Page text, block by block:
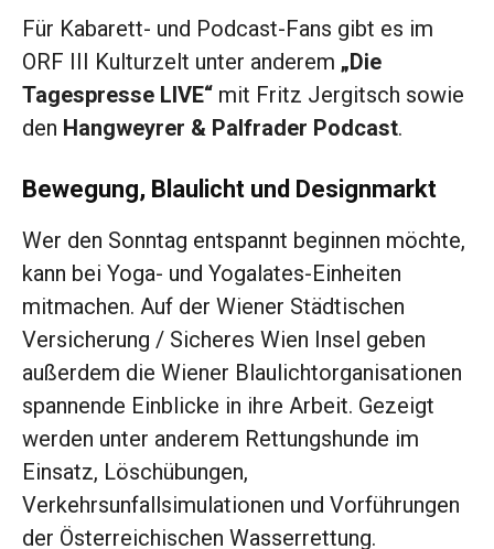
Für Kabarett- und Podcast-Fans gibt es im
ORF III Kulturzelt unter anderem „Die
Tagespresse LIVE“ mit Fritz Jergitsch sowie
den Hangweyrer & Palfrader Podcast.
Bewegung, Blaulicht und Designmarkt
Wer den Sonntag entspannt beginnen möchte,
kann bei Yoga- und Yogalates-Einheiten
mitmachen. Auf der Wiener Städtischen
Versicherung / Sicheres Wien Insel geben
außerdem die Wiener Blaulichtorganisationen
spannende Einblicke in ihre Arbeit. Gezeigt
werden unter anderem Rettungshunde im
Einsatz, Löschübungen,
Verkehrsunfallsimulationen und Vorführungen
der Österreichischen Wasserrettung.